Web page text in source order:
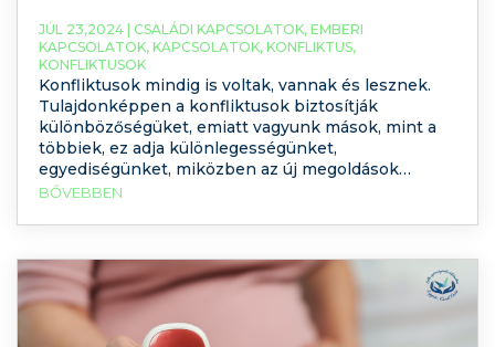
JÚL 23,2024 | CSALÁDI KAPCSOLATOK, EMBERI
KAPCSOLATOK, KAPCSOLATOK, KONFLIKTUS,
KONFLIKTUSOK
Konfliktusok mindig is voltak, vannak és lesznek.
Tulajdonképpen a konfliktusok biztosítják
különbözőségüket, emiatt vagyunk mások, mint a
többiek, ez adja különlegességünket,
egyediségünket, miközben az új megoldások
keresésével azt támogatjuk, és azt segítjük elő,
podcastben a konfliktuskezelést fogjuk górcső alá
BŐVEBBEN